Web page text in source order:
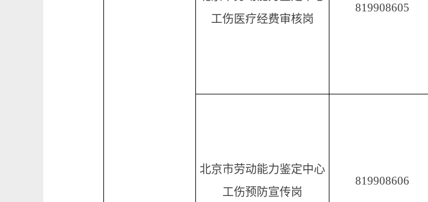
工伤医疗经费审核岗
819908605
北京市劳动能力鉴定中心
工伤预防宣传岗
819908606